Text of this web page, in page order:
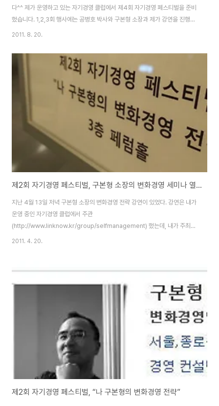
다^^ 제가 운영하고 있는 자기경영 클럽에서 제4회 자기경영 페스티벌을 준비
했습니다. 1,2,3회 행사에는 공병호 박사와 구본형 소장과 제가 강연을 진행했
는데요. 모든 행사에 많은 분들이 참석해주셨습니다. 저를 제외하고 두 분 모두
크게 만족하셨는데요. 강연해주신 귀한 말씀은 제 블로그
(www.careernote.co.kr) 와 자기경영 클럽
(http://www.linknow.kr/group/selfmanagement) 의 행사후기에도 남
겨뒀으니 귀한 정보 얻어 가시길 바랍니다. 이번에는 소통전문가로 이름을 날
리고 계신 유명강사 김창옥 선생님을 모시고 생생한 감..
2011. 8. 20.
제2회 자기경영 페스티벌, 구본형 소장의 변화경영 세미나 열기 후끈
지난 4월 13일 저녁 구본형 소장의 변화경영 전략 강연이 있었다. 강연은 내가
운영 중인 자기경영 클럽에서 주관
(http://www.linknow.kr/group/selfmanagement) 했는데, 내가 주최해
서 좋았던 것이 아니라 실제로도 강연은 너무 좋았다. 구본형 소장에게는 죄송
나서 강연은 분명히 좋았다. 그동안 이야기를 건네준 청자들이 강의에 몰입하
지 않았거나 아니면 강사가 마음에 들지 않는 소재를 가지고 강연을 했기에 그
랬던 것일까. 아니면 그동안 구소장의 내공이 강해진 탓일까. 강의를 주최한 내
2011. 4. 20.
제2회 자기경영 페스티벌, “나 구본형의 변화경영 전략”